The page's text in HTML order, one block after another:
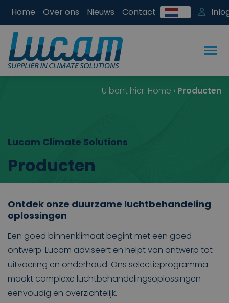
Home Over ons Nieuws Contact
Lucam Climate Solutions
Producten
U bent hier: Home › Producten
Ontdek onze duurzame luchtbehandeling
oplossingen
Een goed binnenklimaat begint met een goed
ontwerp. Lucam adviseert en helpt van ontwerp tot
uitvoering en onderhoud. Ons selectieprogramma
maakt complexe luchtbehandelingsoplossingen
eenvoudig en overzichtelijk.